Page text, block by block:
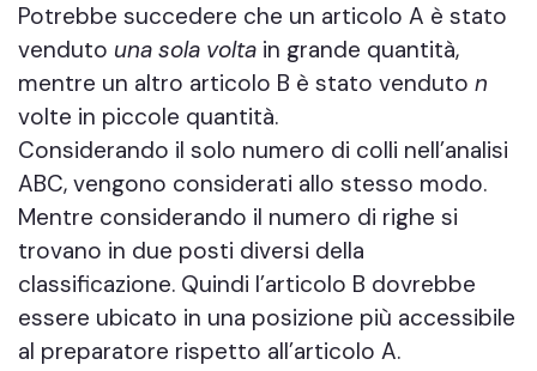
Potrebbe succedere che un articolo A è stato
venduto una sola volta in grande quantità,
mentre un altro articolo B è stato venduto n
volte in piccole quantità.
Considerando il solo numero di colli nell’analisi
ABC, vengono considerati allo stesso modo.
Mentre considerando il numero di righe si
trovano in due posti diversi della
classificazione. Quindi l’articolo B dovrebbe
essere ubicato in una posizione più accessibile
al preparatore rispetto all’articolo A.